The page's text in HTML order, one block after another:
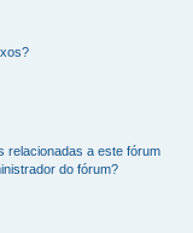
relacionadas a este fórum
do fórum?